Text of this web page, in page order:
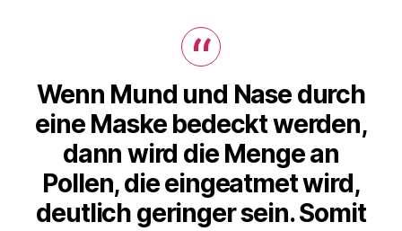
Wenn Mund und Nase durch
eine Maske bedeckt werden,
dann wird die Menge an
Pollen, die eingeatmet wird,
deutlich geringer sein. Somit